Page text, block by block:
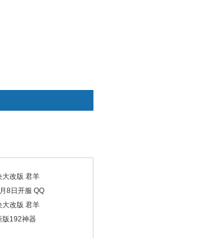
大改版 君羊
8日开服 QQ
大改版 君羊
192神器